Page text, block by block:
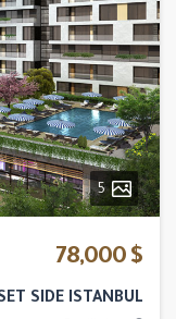
5
$ 78,000
SIDE ISTANBUL